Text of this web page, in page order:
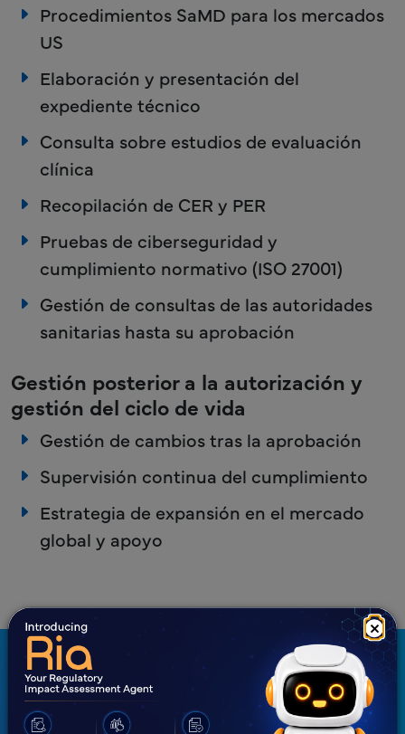
×
Procedimientos SaMD para los mercados
US
Elaboración y presentación del
expediente técnico
Consulta sobre estudios de evaluación
clínica
Recopilación de CER y PER
Pruebas de ciberseguridad y
cumplimiento normativo (ISO 27001)
Gestión de consultas de las autoridades
sanitarias hasta su aprobación
Gestión posterior a la autorización y
gestión del ciclo de vida
Gestión de cambios tras la aprobación
Supervisión continua del cumplimiento
Estrategia de expansión en el mercado
global y apoyo
Servicios de cumplimiento
normativo para el software